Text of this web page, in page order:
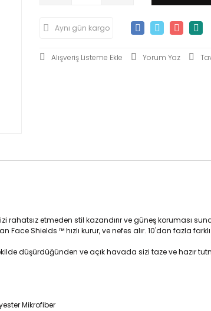
Aynı gün kargo
Yorum Yaz
rahatsız etmeden stil kazandırır ve güneş koruması
Face Shields ™ hızlı kurur, ve nefes alır. 10'dan fazla
düşürdüğünden ve açık havada sizi taze ve hazır
Mikrofiber